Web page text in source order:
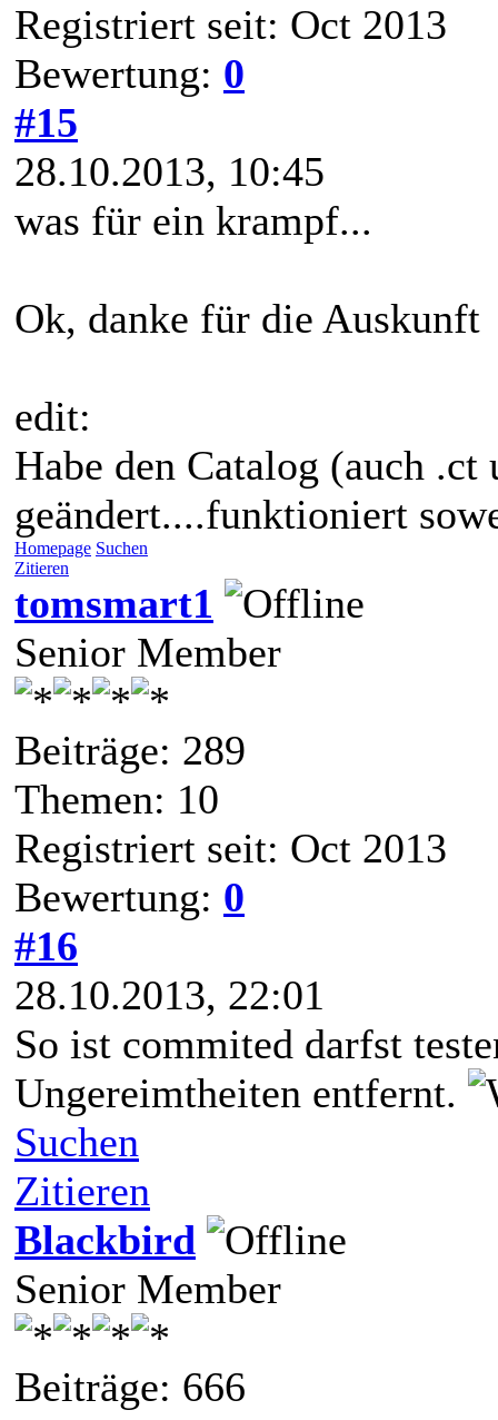
Registriert seit: Oct 2013
Bewertung: 0
#15
28.10.2013, 10:45
was für ein krampf...
Ok, danke für die Auskunft
edit:
Habe den Catalog (auch .ct
geändert....funktioniert
Homepage Suchen
Zitieren
tomsmart1
Senior Member
Beiträge: 289
Themen: 10
Registriert seit: Oct 2013
Bewertung: 0
#16
28.10.2013, 22:01
So ist commited darfst
Ungereimtheiten entfernt.
Suchen
Zitieren
Blackbird
Senior Member
Beiträge: 666